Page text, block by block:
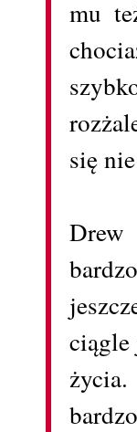
mu
się
Drew
ciągle